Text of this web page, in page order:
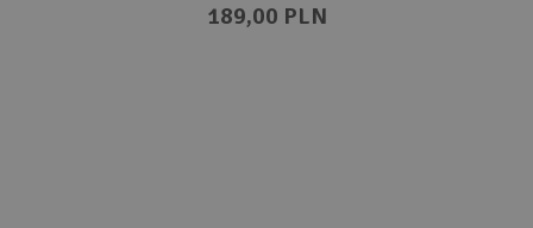
189,00 PLN